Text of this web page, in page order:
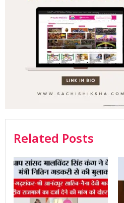
Related Posts